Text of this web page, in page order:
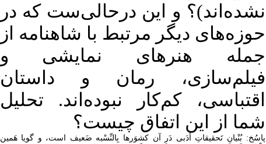
نشده‌اند)؟ و این درحالی‌ست که در
حوزه‌های دیگر مرتبط با شاهنامه از
جمله هنرهای نمایشی و
فیلم‌سازی، رمان و داستان
اقتباسی، کم‌کار نبوده‌اند. تحلیل
شما از این اتفاق چیست؟
پاسُخ: بُنْیانِ تَحقیقاتِ أَدَبی دَر آن کشوَرها بِالنِّسْبه ضَعیف است، و گویا هَمین